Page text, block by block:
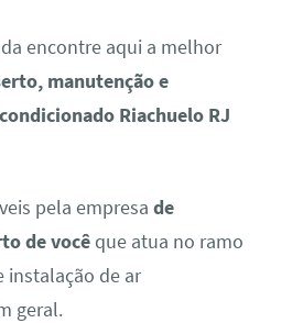
encontre aqui a melhor
manutenção e
Riachuelo RJ
pela empresa de
de vocêque atua no ramo
instalação de ar
geral.